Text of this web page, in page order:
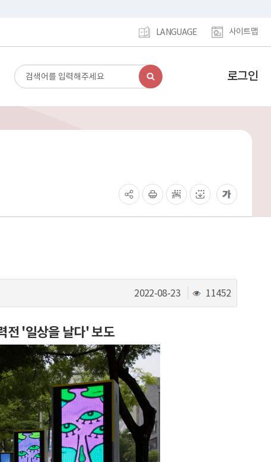
LANGUAGE 사이트맵
검
색
동
로그인
2022-08-23
조
회
11452
전 '일상을 날다' 보도